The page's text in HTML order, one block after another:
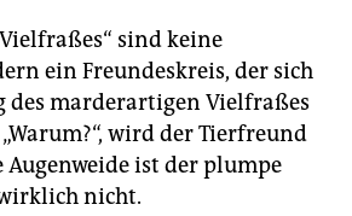
sind keine
ein Freundeskreis, der sich
des marderartigen Vielfraßes
wird der Tierfreund
ist der plumpe
nicht.